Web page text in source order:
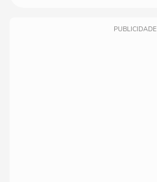
PUBLICIDADE